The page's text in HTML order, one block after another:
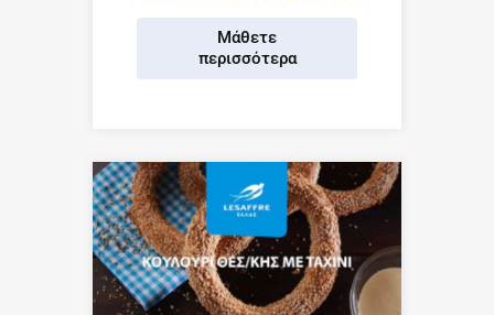
Μάθετε
περισσότερα